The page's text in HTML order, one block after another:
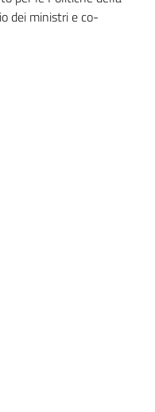
dei ministri e co-